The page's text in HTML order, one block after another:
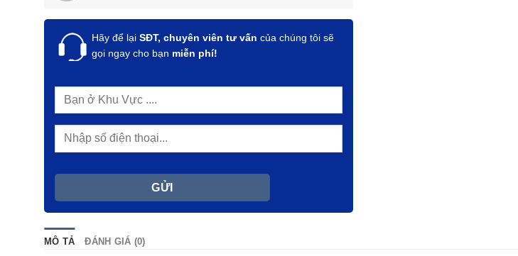
Hãy để lại SĐT, chuyên viên tư vấn của chúng tôi sẽ
gọi ngay cho bạn miễn phí!
MÔ TẢ ĐÁNH GIÁ (0)